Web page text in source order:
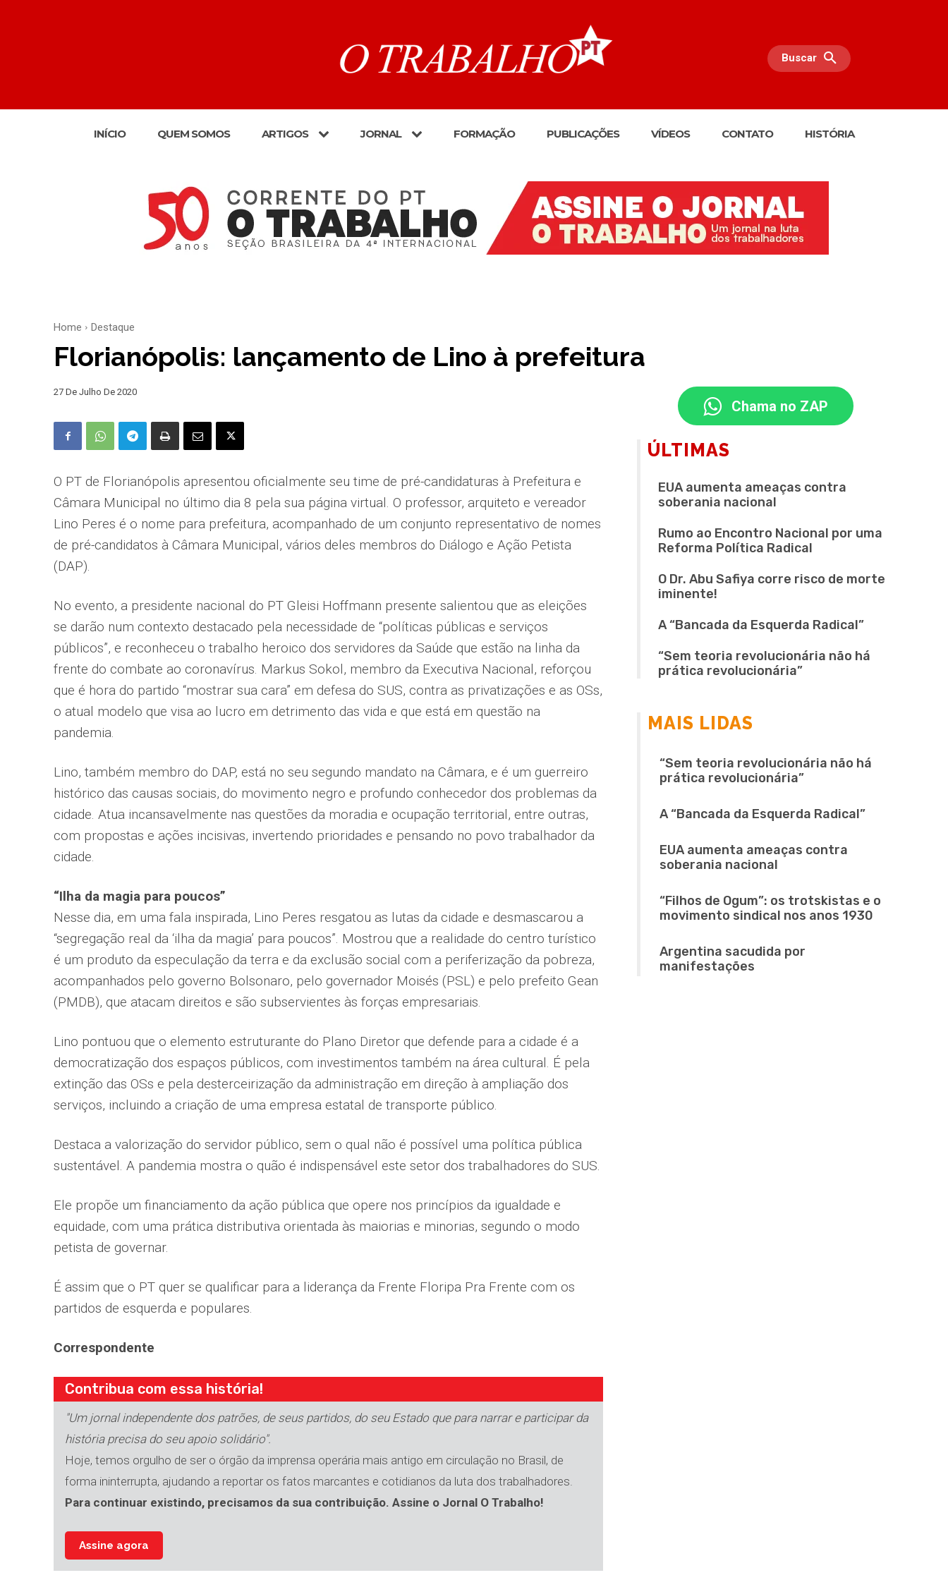
Buscar
INÍCIO QUEM SOMOS ARTIGOS JORNAL FORMAÇÃO PUBLICAÇÕES VÍDEOS CONTATO HISTÓRIA
Home Destaque
Florianópolis: lançamento de Lino à prefeitura
27 De Julho De 2020
O PT de Florianópolis apresentou oficialmente seu time de pré-candidaturas à Prefeitura e
Câmara Municipal no último dia 8 pela sua página virtual. O professor, arquiteto e vereador
Lino Peres é o nome para prefeitura, acompanhado de um conjunto representativo de nomes
de pré-candidatos à Câmara Municipal, vários deles membros do Diálogo e Ação Petista
(DAP).
No evento, a presidente nacional do PT Gleisi Hoffmann presente salientou que as eleições
se darão num contexto destacado pela necessidade de “políticas públicas e serviços
públicos”, e reconheceu o trabalho heroico dos servidores da Saúde que estão na linha da
frente do combate ao coronavírus. Markus Sokol, membro da Executiva Nacional, reforçou
que é hora do partido “mostrar sua cara” em defesa do SUS, contra as privatizações e as OSs,
o atual modelo que visa ao lucro em detrimento das vida e que está em questão na
pandemia.
Lino, também membro do DAP, está no seu segundo mandato na Câmara, e é um guerreiro
histórico das causas sociais, do movimento negro e profundo conhecedor dos problemas da
cidade. Atua incansavelmente nas questões da moradia e ocupação territorial, entre outras,
com propostas e ações incisivas, invertendo prioridades e pensando no povo trabalhador da
cidade.
“Ilha da magia para poucos”
Nesse dia, em uma fala inspirada, Lino Peres resgatou as lutas da cidade e desmascarou a
“segregação real da ‘ilha da magia’ para poucos”. Mostrou que a realidade do centro turístico
é um produto da especulação da terra e da exclusão social com a periferização da pobreza,
acompanhados pelo governo Bolsonaro, pelo governador Moisés (PSL) e pelo prefeito Gean
(PMDB), que atacam direitos e são subservientes às forças empresariais.
Lino pontuou que o elemento estruturante do Plano Diretor que defende para a cidade é a
democratização dos espaços públicos, com investimentos também na área cultural. É pela
extinção das OSs e pela desterceirização da administração em direção à ampliação dos
serviços, incluindo a criação de uma empresa estatal de transporte público.
Destaca a valorização do servidor público, sem o qual não é possível uma política pública
sustentável. A pandemia mostra o quão é indispensável este setor dos trabalhadores do SUS.
Ele propõe um financiamento da ação pública que opere nos princípios da igualdade e
equidade, com uma prática distributiva orientada às maiorias e minorias, segundo o modo
petista de governar.
É assim que o PT quer se qualificar para a liderança da Frente Floripa Pra Frente com os
partidos de esquerda e populares.
Correspondente
Contribua com essa história!
"Um jornal independente dos patrões, de seus partidos, do seu Estado que para narrar e participar da
história precisa do seu apoio solidário".
Hoje, temos orgulho de ser o órgão da imprensa operária mais antigo em circulação no Brasil, de
forma ininterrupta, ajudando a reportar os fatos marcantes e cotidianos da luta dos trabalhadores.
Para continuar existindo, precisamos da sua contribuição. Assine o Jornal O Trabalho!
Assine agora
Chama no ZAP
ÚLTIMAS
EUA aumenta ameaças contra
soberania nacional
Rumo ao Encontro Nacional por uma
Reforma Política Radical
O Dr. Abu Safiya corre risco de morte
iminente!
A “Bancada da Esquerda Radical”
“Sem teoria revolucionária não há
prática revolucionária”
MAIS LIDAS
“Sem teoria revolucionária não há
prática revolucionária”
A “Bancada da Esquerda Radical”
EUA aumenta ameaças contra
soberania nacional
“Filhos de Ogum”: os trotskistas e o
movimento sindical nos anos 1930
Argentina sacudida por
manifestações